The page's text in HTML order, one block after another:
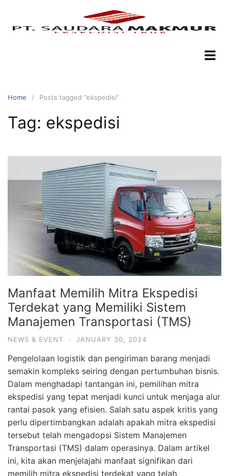
Home Posts tagged “ekspedisi”
Tag: ekspedisi
Manfaat Memilih Mitra Ekspedisi
Terdekat yang Memiliki Sistem
Manajemen Transportasi (TMS)
NEWS & EVENT · JANUARY 30, 2024
Pengelolaan logistik dan pengiriman barang menjadi
semakin kompleks seiring dengan pertumbuhan bisnis.
Dalam menghadapi tantangan ini, pemilihan mitra
ekspedisi yang tepat menjadi kunci untuk menjaga alur
rantai pasok yang efisien. Salah satu aspek kritis yang
perlu dipertimbangkan adalah apakah mitra ekspedisi
tersebut telah mengadopsi Sistem Manajemen
Transportasi (TMS) dalam operasinya. Dalam artikel
ini, kita akan menjelajahi manfaat signifikan dari
memilih mitra ekspedisi terdekat yang telah